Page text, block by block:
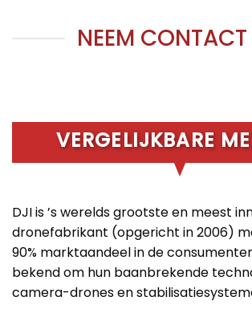
NEEM
VERGELIJKBARE
DJI is ’s werelds grootste en meest
dronefabrikant (opgericht in 2006)
90% marktaandeel in de
bekend om hun baanbrekende
camera-drones en